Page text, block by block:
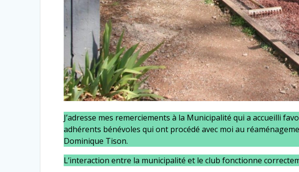
J’adresse mes remerciements à la Municipalité qui a accueilli
adhérents bénévoles qui ont procédé avec moi au
Dominique Tison.
L’interaction entre la municipalité et le club fonctionne